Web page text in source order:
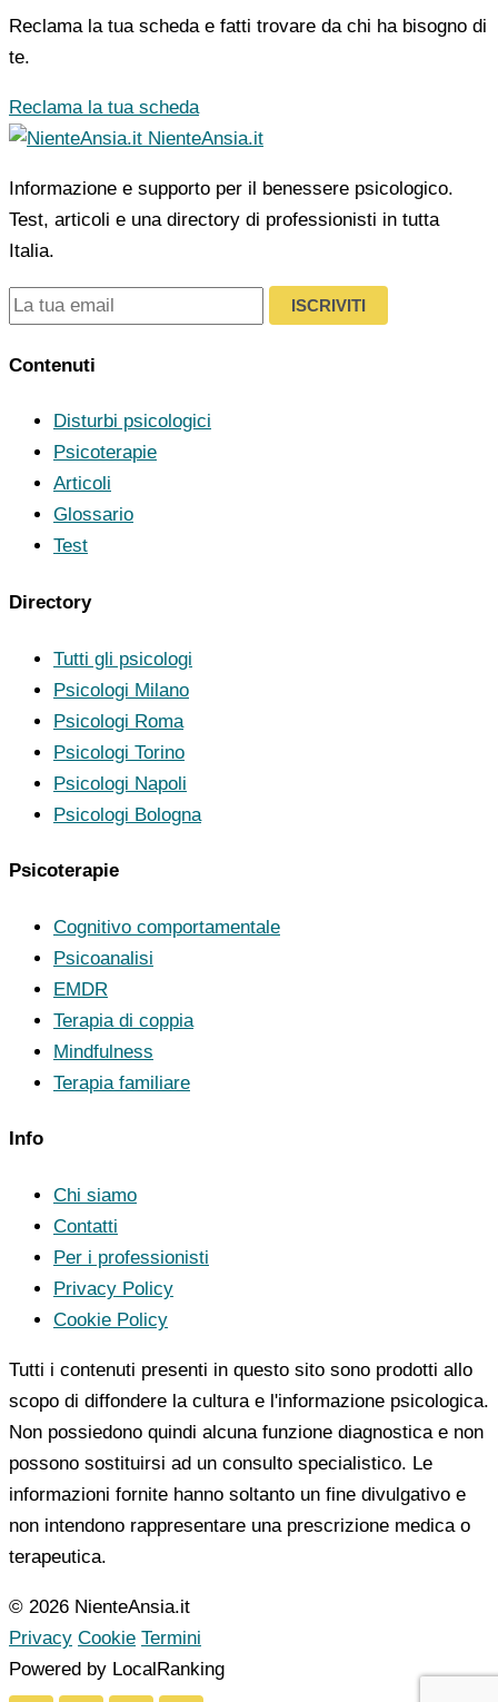
Reclama la tua scheda e fatti trovare da chi ha bisogno di
te.
Reclama la tua scheda
NienteAnsia.it
Informazione e supporto per il benessere psicologico.
Test, articoli e una directory di professionisti in tutta
Italia.
ISCRIVITI
Contenuti
Disturbi psicologici
Psicoterapie
Articoli
Glossario
Test
Directory
Tutti gli psicologi
Psicologi Milano
Psicologi Roma
Psicologi Torino
Psicologi Napoli
Psicologi Bologna
Psicoterapie
Cognitivo comportamentale
Psicoanalisi
EMDR
Terapia di coppia
Mindfulness
Terapia familiare
Info
Chi siamo
Contatti
Per i professionisti
Privacy Policy
Cookie Policy
Tutti i contenuti presenti in questo sito sono prodotti allo
scopo di diffondere la cultura e l'informazione psicologica.
Non possiedono quindi alcuna funzione diagnostica e non
possono sostituirsi ad un consulto specialistico. Le
informazioni fornite hanno soltanto un fine divulgativo e
non intendono rappresentare una prescrizione medica o
terapeutica.
© 2026 NienteAnsia.it
Privacy Cookie Termini
Powered by LocalRanking